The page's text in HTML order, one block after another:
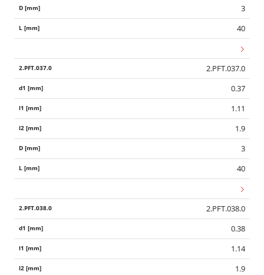
3
40
2.PFT.037.0
0.37
1.11
1.9
3
40
2.PFT.038.0
0.38
1.14
1.9